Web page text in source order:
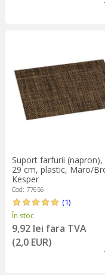
Suport farfurii (napron),
29 cm, plastic, Maro/
Kesper
Cod: 77656
(1)
În stoc
9,92 lei fara TVA
(2,0 EUR)